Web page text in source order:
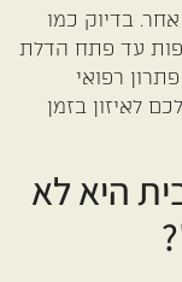
בדיוק כמו
עד פתח הדלת
רפואי
לאיזון בזמן
היא לא